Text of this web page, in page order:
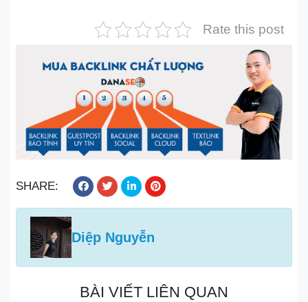
Rate this post
SHARE:
Diệp Nguyễn
BÀI VIẾT LIÊN QUAN